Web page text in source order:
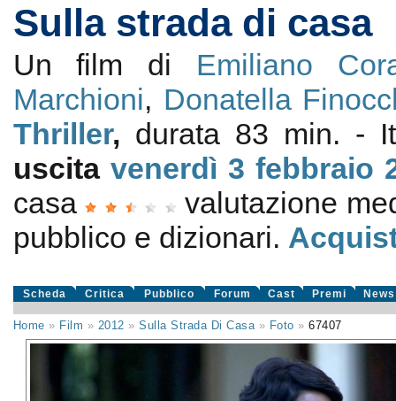
Sulla strada di casa
Un film di Emiliano
Marchioni, Donatella
Thriller, durata 83 min. -
uscita venerdì 3 febbraio
casa
valutazione
pubblico e dizionari.
Scheda Critica Pubblico Forum Cast Premi News
Home » Film » 2012 »Sulla Strada Di Casa» Foto »67407